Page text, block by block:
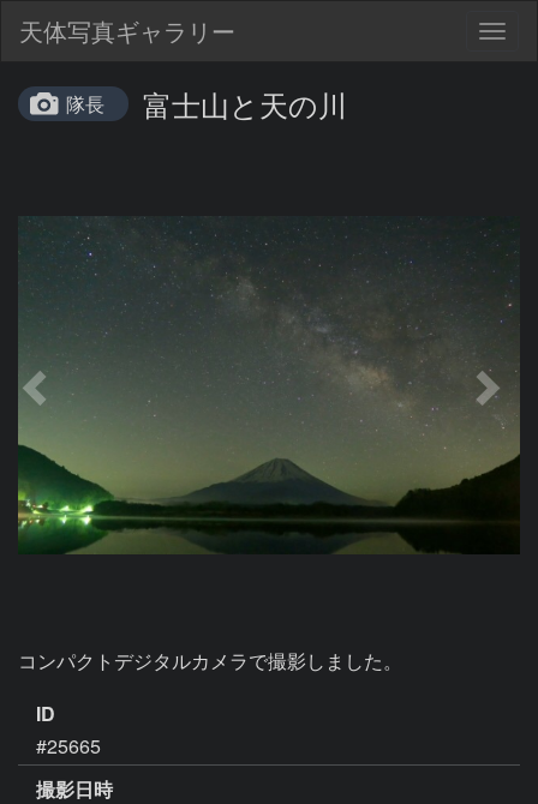
天体写真ギャラリー
隊長 富士山と天の川
コンパクトデジタルカメラで撮影しました。
ID
#25665
撮影日時